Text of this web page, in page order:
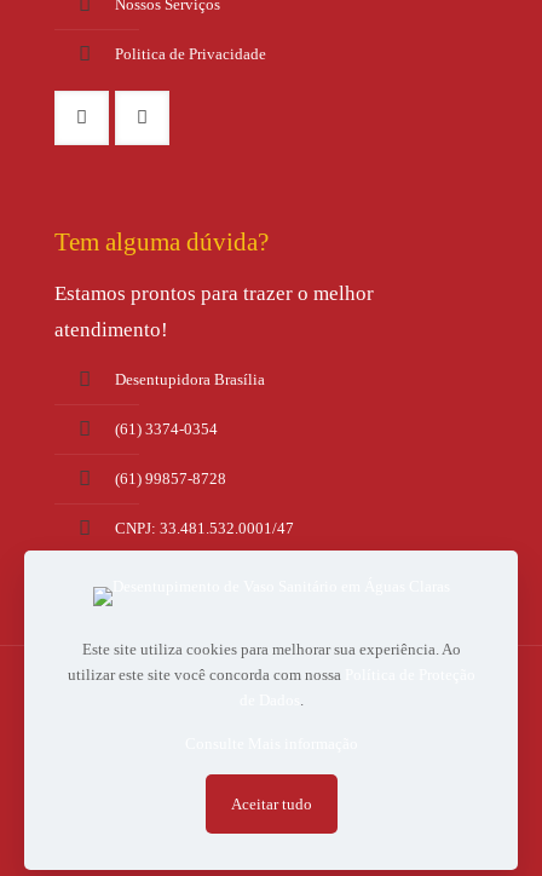
Nossos Serviços
Politica de Privacidade
Tem alguma dúvida?
Estamos prontos para trazer o melhor
atendimento!
Desentupidora Brasília
(61) 3374-0354
(61) 99857-8728
CNPJ: 33.481.532.0001/47
Fossa - Criação e Desenvolvimento
Este site utiliza cookies para melhorar sua experiência. Ao
utilizar este site você concorda com nossa
.
Aceitar tudo